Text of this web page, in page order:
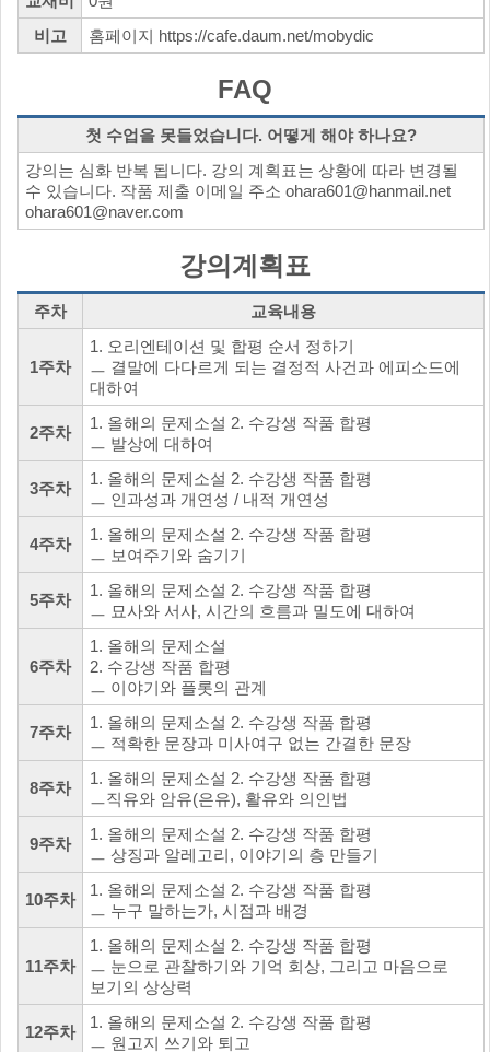
비고
홈페이지 https://cafe.daum.net/mobydic
FAQ
첫 수업을 못들었습니다. 어떻게 해야 하나요?
강의는 심화 반복 됩니다. 강의 계획표는 상황에 따라 변경될
수 있습니다. 작품 제출 이메일 주소 ohara601@hanmail.net
ohara601@naver.com
강의계획표
주차 교육내용
1주차
1. 오리엔테이션 및 합평 순서 정하기
ㅡ 결말에 다다르게 되는 결정적 사건과 에피소드에
대하여
2주차
1. 올해의 문제소설 2. 수강생 작품 합평
ㅡ 발상에 대하여
3주차
1. 올해의 문제소설 2. 수강생 작품 합평
ㅡ 인과성과 개연성 / 내적 개연성
4주차
1. 올해의 문제소설 2. 수강생 작품 합평
ㅡ 보여주기와 숨기기
5주차
1. 올해의 문제소설 2. 수강생 작품 합평
ㅡ 묘사와 서사, 시간의 흐름과 밀도에 대하여
6주차
1. 올해의 문제소설
2. 수강생 작품 합평
ㅡ 이야기와 플롯의 관계
7주차
1. 올해의 문제소설 2. 수강생 작품 합평
ㅡ 적확한 문장과 미사여구 없는 간결한 문장
8주차
1. 올해의 문제소설 2. 수강생 작품 합평
ㅡ직유와 암유(은유), 활유와 의인법
9주차
1. 올해의 문제소설 2. 수강생 작품 합평
ㅡ 상징과 알레고리, 이야기의 층 만들기
10주차
1. 올해의 문제소설 2. 수강생 작품 합평
ㅡ 누구 말하는가, 시점과 배경
11주차
1. 올해의 문제소설 2. 수강생 작품 합평
ㅡ 눈으로 관찰하기와 기억 회상, 그리고 마음으로
보기의 상상력
12주차
1. 올해의 문제소설 2. 수강생 작품 합평
ㅡ 원고지 쓰기와 퇴고